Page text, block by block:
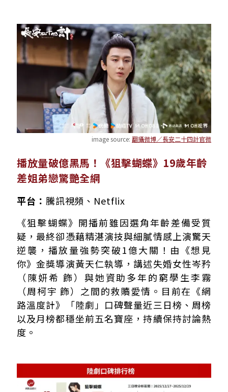
image source: 翻攝微博／長安二十四計官微
播放量破億黑馬！《狙擊蝴蝶》19歲年齡
差姐弟戀驚艷全網
平台： 騰訊視頻、Netflix
《狙擊蝴蝶》開播前雖因選角年齡差備受質
疑，最終卻憑藉精湛演技與細膩情感上演驚天
逆襲，播放量強勢突破1億大關！由《想見
你》金獎導演黃天仁執導，講述失婚女性岑矜
（陳妍希 飾）與她資助多年的窮學生李霧
（周柯宇 飾）之間的救贖愛情。目前在《網
路溫度計》「陸劇」口碑聲量近三日榜、周榜
以及月榜都穩坐前五名寶座，持續保持討論熱
度。